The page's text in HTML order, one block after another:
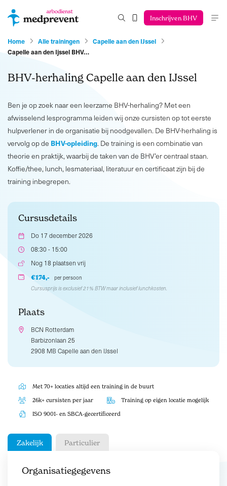
Inschrijven BHV
Home Alle trainingen
Capelle aan den IJssel
Capelle aan den Ijssel BHV…
BHV-herhaling Capelle aan den IJssel
Ben je op zoek naar een leerzame BHV-herhaling? Met een
afwisselend lesprogramma leiden wij onze cursisten op tot eerste
hulpverlener in de organisatie bij noodgevallen. De BHV-herhaling is
vervolg op de BHV-opleiding. De training is een combinatie van
theorie en praktijk, waarbij de taken van de BHV’er centraal staan.
Koffie/thee, lunch, lesmateriaal, literatuur en certificaat zijn bij de
training inbegrepen.
Cursusdetails
Do 17 december 2026
08:30 - 15:00
Nog 18 plaatsen vrij
€174,-
per persoon
Cursusprijs is exclusief 21% BTW maar inclusief lunchkosten.
Plaats
BCN Rotterdam
Barbizonlaan 25
2908 MB Capelle aan den IJssel
Met 70+ locaties altijd een training in de buurt
26k+ cursisten per jaar Training op eigen locatie mogelijk
ISO 9001- en SBCA-gecertificeerd
Zakelijk Particulier
Organisatiegegevens